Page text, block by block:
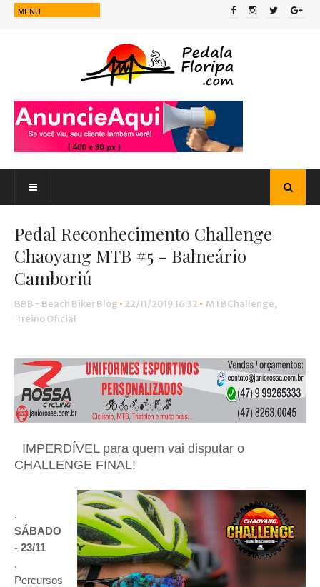
Pedal Reconhecimento Challenge
Chaoyang MTB #5 - Balneário
Camboriú
BBB - Beach Biker Blog • 22/11/2019 16:32 • MTBChallenge,
Treino Oficial
IMPERDÍVEL para quem vai disputar o
CHALLENGE FINAL!
.
SÁBADO
- 23/11
.
Percursos